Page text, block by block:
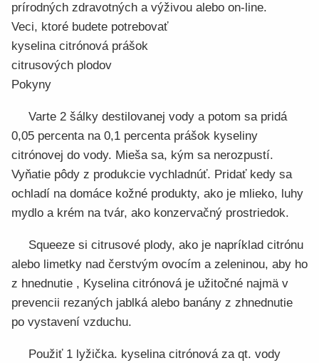
prírodných zdravotných a výživou alebo on-line.
Veci, ktoré budete potrebovať
kyselina citrónová prášok
citrusových plodov
Pokyny
Varte 2 šálky destilovanej vody a potom sa pridá
0,05 percenta na 0,1 percenta prášok kyseliny
citrónovej do vody. Mieša sa, kým sa nerozpustí.
Vyňatie pôdy z produkcie vychladnúť. Pridať kedy sa
ochladí na domáce kožné produkty, ako je mlieko, luhy
mydlo a krém na tvár, ako konzervačný prostriedok.
Squeeze si citrusové plody, ako je napríklad citrónu
alebo limetky nad čerstvým ovocím a zeleninou, aby ho
z hnednutie , Kyselina citrónová je užitočné najmä v
prevencii rezaných jablká alebo banány z zhnednutie
po vystavení vzduchu.
Použiť 1 lyžička. kyselina citrónová za qt. vody